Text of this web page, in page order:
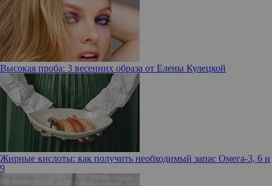
Высокая проба: 3 весенних образа от Елены Кулецкой
Жирные кислоты: как получить необходимый запас Омега-3, 6 и
9